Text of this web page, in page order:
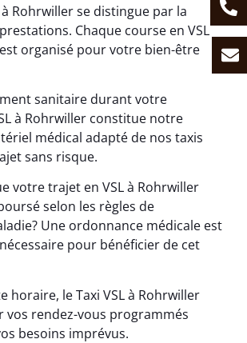
à Rohrwiller se distingue par la
Chaque course en VSL
organisé pour votre bien-être
sanitaire durant votre
à Rohrwiller constitue notre
médical adapté de nos taxis
sans risque.
votre trajet en VSL à Rohrwiller
selon les règles de
Une ordonnance médicale est
pour bénéficier de cet
horaire, le Taxi VSL à Rohrwiller
vos rendez-vous programmés
besoins imprévus.